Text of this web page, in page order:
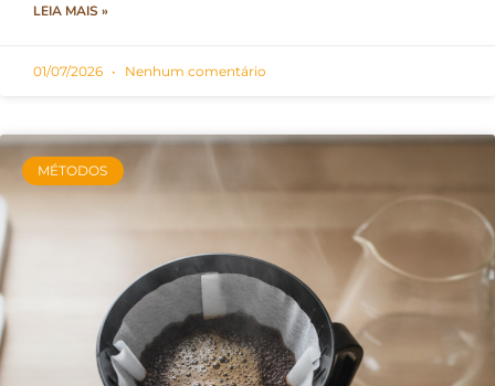
LEIA MAIS »
01/07/2026 Nenhum comentário
MÉTODOS